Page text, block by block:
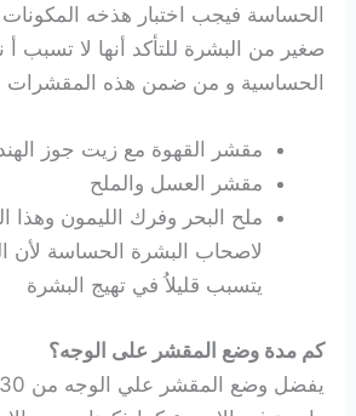
الحساسة فيجب اختبار هذخه
صغير من البشرة للتأكد أنها لا تسبب أ
الحساسية و من ضمن هذه المقشرات
مقشر القهوة مع زيت جوز
مقشر العسل والملح
ملح البحر وفرك الليمون وهذا
لاصحاب البشرة الحساسة لأن
يتسبب قليلاُ في تهيج البشرة
كم مدة وضع المقشر على الوجه؟